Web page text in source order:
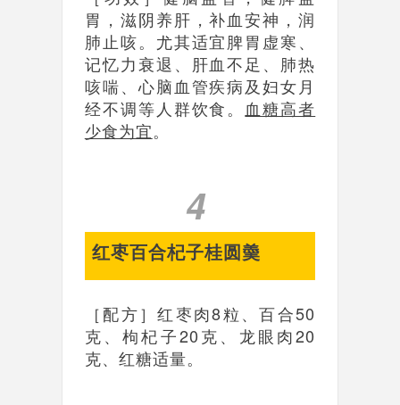
胃，滋阴养肝，补血安神，润
肺止咳。尤其适宜脾胃虚寒、
记忆力衰退、肝血不足、肺热
咳喘、心脑血管疾病及妇女月
经不调等人群饮食。 血糖高者
少食为宜。
4
红枣百合杞子桂圆羮
［配方］红枣肉8粒、百合50
克、枸杞子20克、龙眼肉20
克、红糖适量。